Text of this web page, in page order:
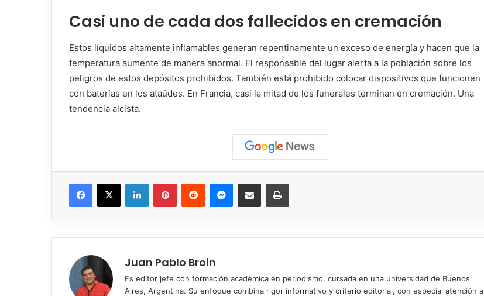
Casi uno de cada dos fallecidos en cremación
Estos líquidos altamente inflamables generan repentinamente un exceso de energía y hacen que la
temperatura aumente de manera anormal. El responsable del lugar alerta a la población sobre los
peligros de estos depósitos prohibidos. También está prohibido colocar dispositivos que funcionen
con baterías en los ataúdes. En Francia, casi la mitad de los funerales terminan en cremación. Una
tendencia alcista.
Facebook
X LinkedInPinterestReddit MessengerCompartir vía correo electrónicoImprimir
Juan Pablo Broin
Es editor jefe con formación académica en periodismo, cursada en una universidad de Buenos
Aires, Argentina. Su enfoque combina rigor informativo y criterio editorial, con especial atención a